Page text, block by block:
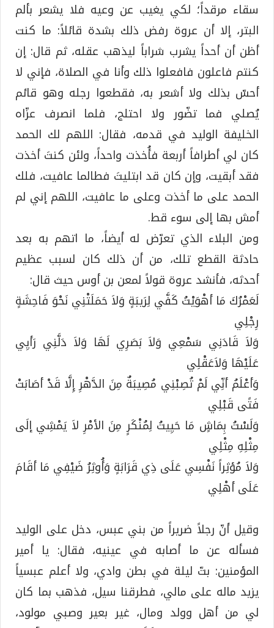
سقاء مرقداً؛ لكي يغيب عن وعيه فلا يشعر بألم
البتر، إلا أن عروة رفض ذلك بشدة قائلاً: ما كنت
أظن أن أحداً يشرب شراباً ليذهب عقله، ثم قال: إن
كنتم فاعلون فافعلوا ذلك وأنا في الصلاة، فإني لا
أحسّ بذلك ولا أشعر به، فقطعوا رجله وهو قائم
يُصلي فما تضّور ولا احتلج، فلما انصرف عزّاه
الخليفة الوليد في قدمه، فقال: اللهم لك الحمد
كان لي أطرافاً أربعة فأُخذت واحداً، ولئن كنتَ أخذت
فقد أبقيت، وإن كان قد ابتليتَ فطالما عافيت، فلك
الحمد على ما أخذت وعلى ما عافيت، اللهم إني لم
أمش بها إلى سوء قط.
ومن البلاء الذي تعرّض له أيضاً، ما اتهم به بعد
حادثة القطع تلك، من أن ذلك كان لسبب عظيم
أحدثه، فأنشد عروة قولاً لمعن بن أوس حيث قال:
لَعَمْرُكَ مَا أهْوَيْتُ كَفَّي لِرَيبَةٍ وَلاَ حَمَلَتْنِي نَحْوَ فَاحِشَةٍ
رِجْلِي
وَلاَ قَادَنِي سَمْعِي وَلاَ بَصَرِي لَهَا وَلاَ دَلَّنِي رَأيِي
عَلَيْهَا وَلاَعَقْلِي
وَأعْلَمُ أنِّي لَمْ تُصِبْنِي مُصِيبَةٌ مِنَ الدَّهْرِ إِلَّا قَدْ أصَابَتْ
فَتًى قَبْلِي
وَلَسْتُ بِمَاشٍ مَا حَيِيتُ لِمُنْكَرٍ مِنَ الأمْرِ لاَ يَمْشِي إلَى
مِثْلِهِ مِثْلِي
وَلاَ مُؤثِراً نَفْسِي عَلَى ذِي قَرَابَةٍ وَأُوثِرُ ضَيْفِي مَا أقَامَ
عَلَى أهْلِي
وقيل أنّ رجلاً ضريراً من بني عبس، دخل على الوليد
فسأله عن ما أصابه في عينيه، فقال: يا أمير
المؤمنين: بتّ ليلة في بطن وادي، ولا أعلم عبسياً
يزيد ماله على مالي، فطرقنا سيل، فذهب بما كان
لي من أهل وولد ومال، غير بعير وصبي مولود،